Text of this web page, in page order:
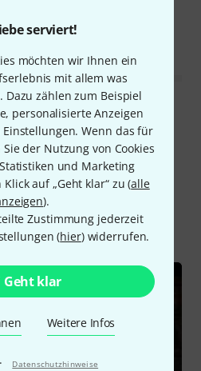
serviert!
möchten wir Ihnen ein
mit allem was
zählen zum Beispiel
personalisierte Anzeigen
Wenn das für
der Nutzung von Cookies
und Marketing
auf „Geht klar“ zu (alle
).
Zustimmung jederzeit
(hier) widerrufen.
Geht klar
Weitere Infos
· Datenschutzhinweise
lesen
gewusst?
Ratgeber